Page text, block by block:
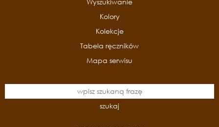
Wyszukiwanie
Kolory
Kolekcje
Tabela ręczników
Mapa serwisu
szukaj